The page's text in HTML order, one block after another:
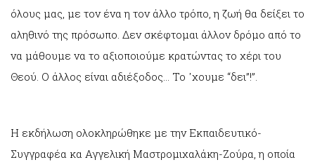
όλους μας, με τον ένα η τον άλλο τρόπο, η ζωή θα δείξει το
αληθινό της πρόσωπο. Δεν σκέφτομαι άλλον δρόμο από το
να μάθουμε να το αξιοποιούμε κρατώντας το χέρι του
Θεού. Ο άλλος είναι αδιέξοδος… Το ᾽χουμε “δει”!”.
Η εκδήλωση ολοκληρώθηκε με την Εκπαιδευτικό-
Συγγραφέα κα Αγγελική Μαστρομιχαλάκη-Ζούρα, η οποία